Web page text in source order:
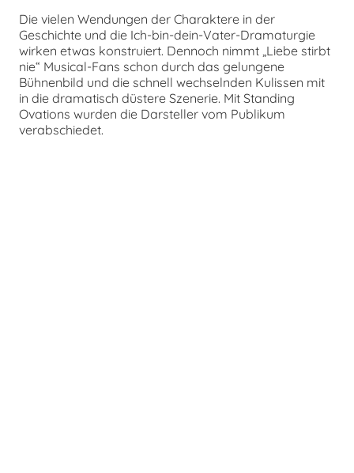
Die vielen Wendungen der Charaktere in der
Geschichte und die Ich-bin-dein-Vater-Dramaturgie
wirken etwas konstruiert. Dennoch nimmt „Liebe stirbt
nie“ Musical-Fans schon durch das gelungene
Bühnenbild und die schnell wechselnden Kulissen mit
in die dramatisch düstere Szenerie. Mit Standing
Ovations wurden die Darsteller vom Publikum
verabschiedet.